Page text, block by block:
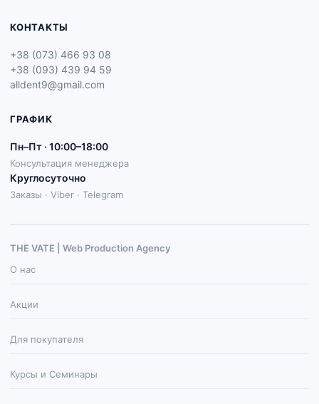
КОНТАКТЫ
+38 (073) 466 93 08
+38 (093) 439 94 59
alldent9@gmail.com
ГРАФИК
Пн–Пт · 10:00–18:00
Консультация менеджера
Круглосуточно
Заказы · Viber · Telegram
THE VATE | Web Production Agenсy
О нас
Акции
Для покупателя
Курсы и Семинары